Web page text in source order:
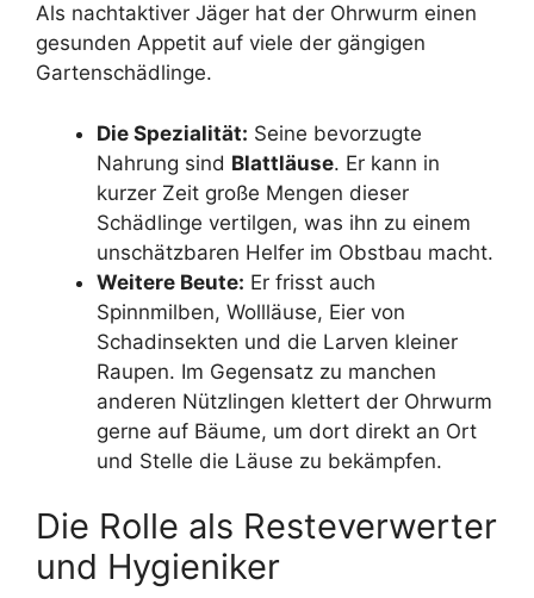
Als nachtaktiver Jäger hat der Ohrwurm einen
gesunden Appetit auf viele der gängigen
Gartenschädlinge.
Die Spezialität: Seine bevorzugte
Nahrung sind Blattläuse. Er kann in
kurzer Zeit große Mengen dieser
Schädlinge vertilgen, was ihn zu einem
unschätzbaren Helfer im Obstbau macht.
Weitere Beute: Er frisst auch
Spinnmilben, Wollläuse, Eier von
Schadinsekten und die Larven kleiner
Raupen. Im Gegensatz zu manchen
anderen Nützlingen klettert der Ohrwurm
gerne auf Bäume, um dort direkt an Ort
und Stelle die Läuse zu bekämpfen.
Die Rolle als Resteverwerter
und Hygieniker